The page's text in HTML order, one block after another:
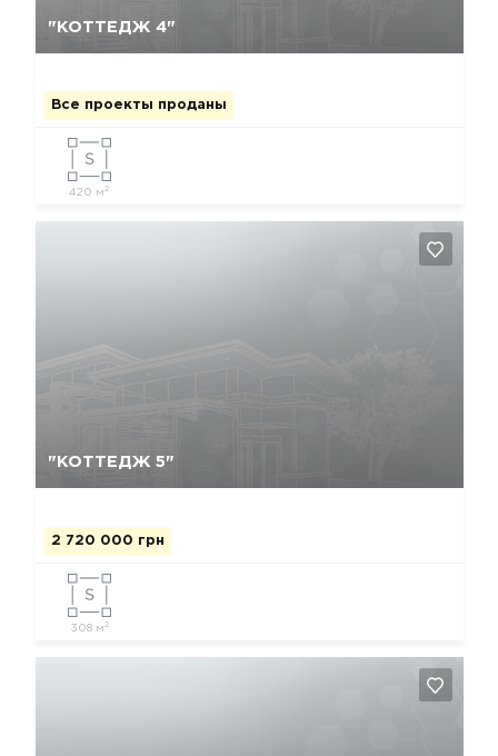
"КОТТЕДЖ 4"
Все проекты проданы
420 м2
"КОТТЕДЖ 5"
2 720 000 грн
308 м2